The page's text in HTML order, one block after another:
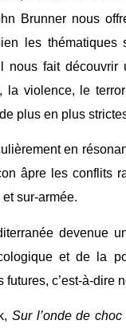
Brunner nous
les thématiques
nous fait découvrir
la violence, le
plus en plus
en
âpre les conflits
sur-armée.
devenue
et de la
c’est-à-dire
Sur l’onde de choc